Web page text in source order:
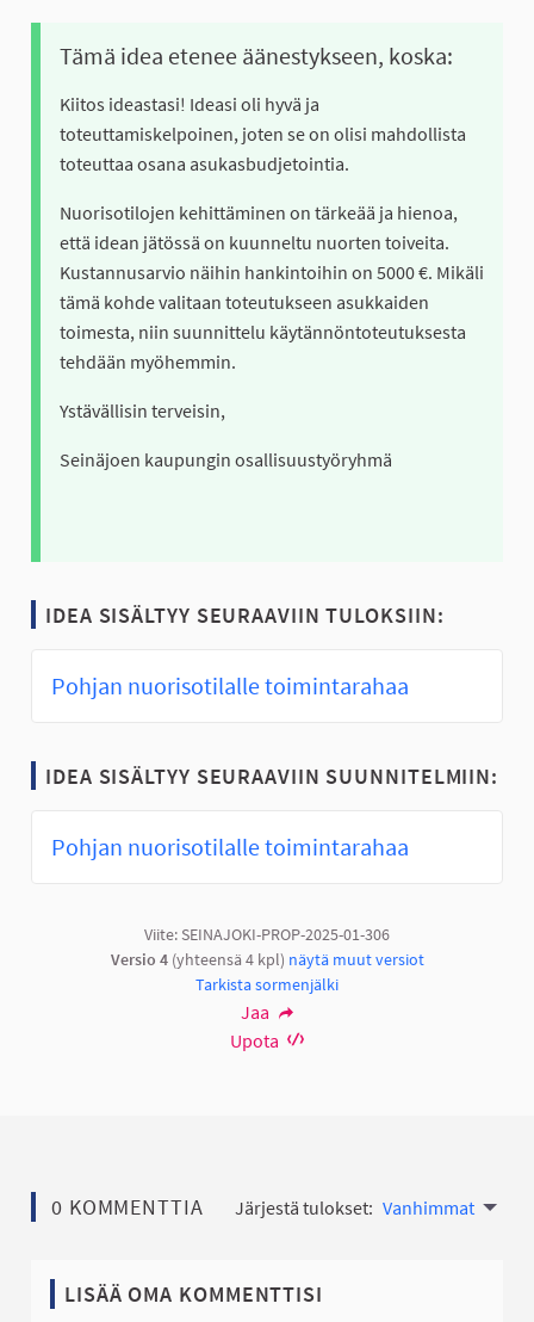
Tämä idea etenee äänestykseen, koska:
Kiitos ideastasi! Ideasi oli hyvä ja
toteuttamiskelpoinen, joten se on olisi mahdollista
toteuttaa osana asukasbudjetointia.
Nuorisotilojen kehittäminen on tärkeää ja hienoa,
että idean jätössä on kuunneltu nuorten toiveita.
Kustannusarvio näihin hankintoihin on 5000 €. Mikäli
tämä kohde valitaan toteutukseen asukkaiden
toimesta, niin suunnittelu käytännöntoteutuksesta
tehdään myöhemmin.
Ystävällisin terveisin,
Seinäjoen kaupungin osallisuustyöryhmä
IDEA SISÄLTYY SEURAAVIIN TULOKSIIN:
Pohjan nuorisotilalle toimintarahaa
IDEA SISÄLTYY SEURAAVIIN SUUNNITELMIIN:
Pohjan nuorisotilalle toimintarahaa
Viite: SEINAJOKI-PROP-2025-01-306
Versio 4(yhteensä 4 kpl) näytä muut versiot
Tarkista sormenjälki
Jaa
Upota
0 KOMMENTTIA Järjestä tulokset: Vanhimmat
LISÄÄ OMA KOMMENTTISI